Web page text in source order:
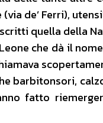
de’ Ferri),
quella della
che dà il
barbitonsori,
fatto